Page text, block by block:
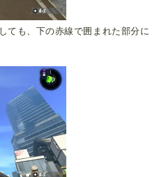
ても、下の赤線で囲まれた部分に